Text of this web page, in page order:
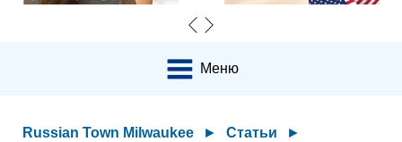
Меню
Russian Town Milwaukee ► Статьи
►